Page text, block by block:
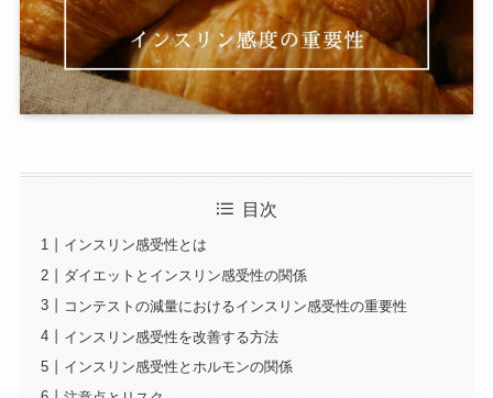
目次
インスリン感受性とは
ダイエットとインスリン感受性の関係
コンテストの減量におけるインスリン感受性の重要性
インスリン感受性を改善する方法
インスリン感受性とホルモンの関係